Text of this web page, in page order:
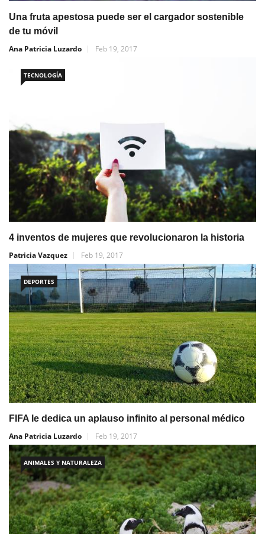
Una fruta apestosa puede ser el cargador sostenible
de tu móvil
Ana Patricia Luzardo
Feb 19, 2017
TECNOLOGÍA
4 inventos de mujeres que revolucionaron la historia
Patricia Vazquez
Feb 19, 2017
DEPORTES
FIFA le dedica un aplauso infinito al personal médico
Ana Patricia Luzardo
Feb 19, 2017
ANIMALES Y NATURALEZA